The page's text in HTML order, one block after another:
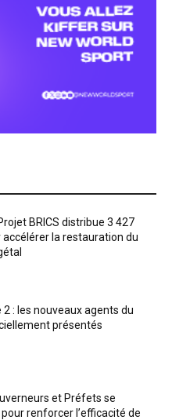
BRICS distribue 3 427
accélérer la restauration du
2 : les nouveaux agents du
présentés
et Préfets se
renforcer l’efficacité de